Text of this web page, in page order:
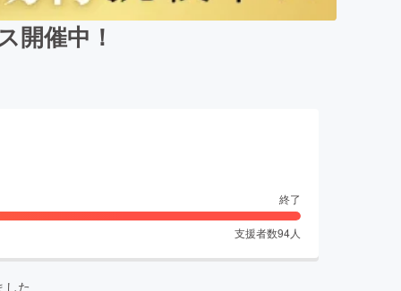
開催中！
終了
支援者数94人
した